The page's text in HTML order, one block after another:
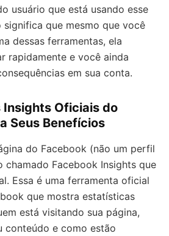
usuário que está usando esse
que mesmo que você
dessas ferramentas, ela
rapidamente e você ainda
em sua conta.
Insights Oficiais do
Seus Benefícios
do Facebook (não um perfil
chamado Facebook Insights que
Essa é uma ferramenta oficial
que mostra estatísticas
está visitando sua página,
conteúdo e como estão